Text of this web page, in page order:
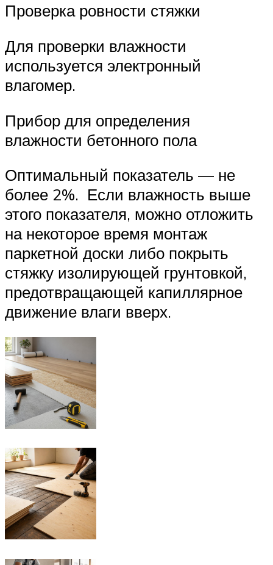
Проверка ровности стяжки
Для проверки влажности
используется электронный
влагомер.
Прибор для определения
влажности бетонного пола
Оптимальный показатель — не
более 2%. Если влажность выше
этого показателя, можно отложить
на некоторое время монтаж
паркетной доски либо покрыть
стяжку изолирующей грунтовкой,
предотвращающей капиллярное
движение влаги вверх.